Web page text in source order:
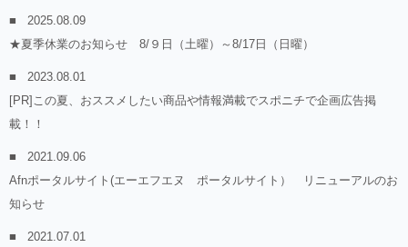
2025.08.09
★夏季休業のお知らせ 8/９日（土曜）～8/17日（日曜）
2023.08.01
[PR]この夏、おススメしたい商品や情報満載でスポニチで企画広告掲
載！！
2021.09.06
Afnポータルサイト(エーエフエヌ ポータルサイト） リニューアルのお
知らせ
2021.07.01